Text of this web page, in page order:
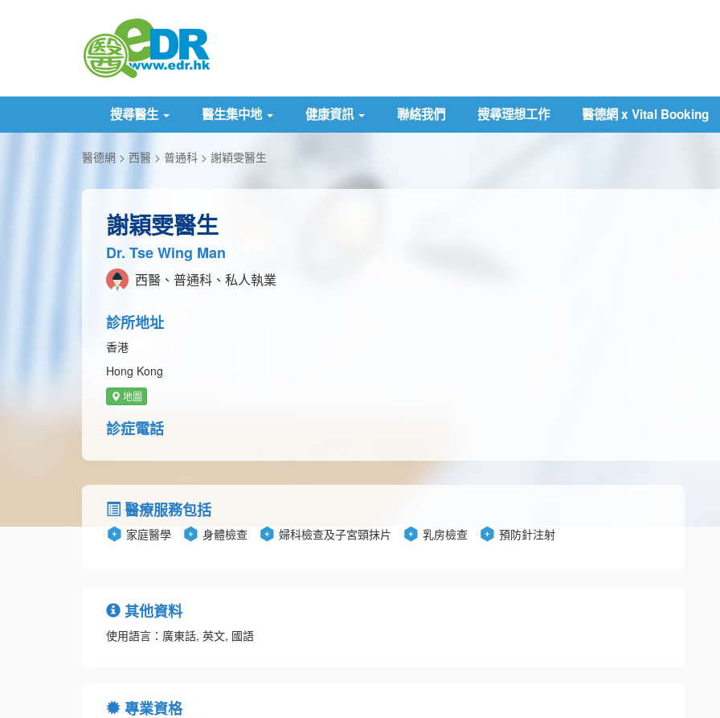
搜尋醫生 醫生集中地 健康資訊 聯絡我們 搜尋理想工作 醫德網 x Vital Booking
醫德網 西醫 普通科 謝穎雯醫生
謝穎雯醫生
Dr. Tse Wing Man
西醫、普通科、私人執業
診所地址
香港
Hong Kong
地圖
診症電話
醫療服務包括
家庭醫學 身體檢查 婦科檢查及子宮頸抹片 乳房檢查 預防針注射
其他資料
使用語言：廣東話, 英文, 國語
專業資格